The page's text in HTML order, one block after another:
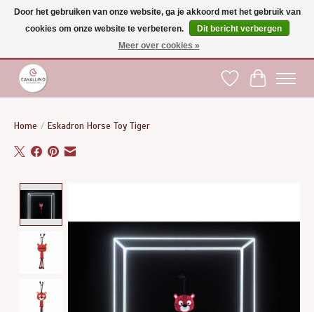
Gratis verzending vanaf €75 binnen BE - vanaf €100 naar EU | Voor 17:00 besteld is
dezelfde dag verzonden | Klantendienst: +32 (0)51 21 27 00 |
Verlanglijst
Home / Eskadron Horse Toy Tiger
Door het gebruiken van onze website, ga je akkoord met het gebruik van
cookies om onze website te verbeteren.
Dit bericht verbergen
Meer over cookies »